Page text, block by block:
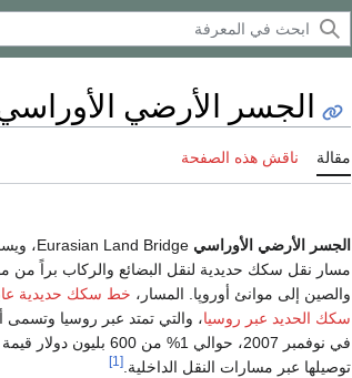
الجسر الأرضي
مقالة ناقش هذه الصفحة
الجسر الأرضي الأوراسي
مسار نقل سكك حديدية لنقل البضائع والركاب براً من
والصين إلى موانئ أوروپا. المسار، خط سكك حديدية
سكك الحديد عبر روسيا، والتي تمتد عبر روسيا وتسمى
في نوفمبر 2007، حوالي
توصيلها عبر مسارات النقل الداخلية. [1]